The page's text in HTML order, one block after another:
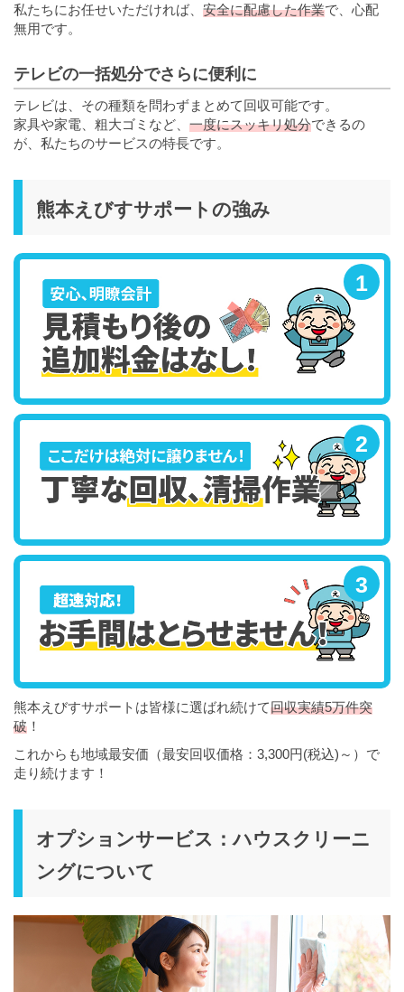
私たちにお任せいただければ、 安全に配慮した作業で、心配
無用です。
テレビの一括処分でさらに便利に
テレビは、その種類を問わずまとめて回収可能です。
家具や家電、粗大ゴミなど、 一度にスッキリ処分できるの
が、私たちのサービスの特長です。
熊本えびすサポートの強み
熊本えびすサポートは皆様に選ばれ続けて回収実績5万件突
破 ！
これからも地域最安価（最安回収価格：3,300円(税込)～）で
走り続けます！
オプションサービス：ハウスクリーニ
ングについて